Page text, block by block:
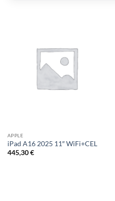
APPLE
iPad A16 2025 11″ WiFi+CEL
445,30€